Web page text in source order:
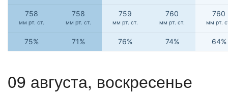
758
мм рт. ст.
758
мм рт. ст.
759
мм рт. ст.
760
мм рт. ст.
760
мм рт.
75% 71% 76% 74% 64%
09 августа, воскресенье